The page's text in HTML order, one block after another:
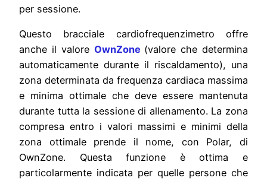
per sessione.
Questo bracciale cardiofrequenzimetro offre
anche il valore OwnZone (valore che determina
automaticamente durante il riscaldamento), una
zona determinata da frequenza cardiaca massima
e minima ottimale che deve essere mantenuta
durante tutta la sessione di allenamento. La zona
compresa entro i valori massimi e minimi della
zona ottimale prende il nome, con Polar, di
OwnZone. Questa funzione è ottima e
particolarmente indicata per quelle persone che